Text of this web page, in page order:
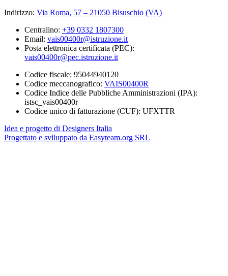
Indirizzo: Via Roma, 57 – 21050 Bisuschio (VA)
Centralino: +39 0332 1807300
Email: vais00400r@istruzione.it
Posta elettronica certificata (PEC):
vais00400r@pec.istruzione.it
Codice fiscale: 95044940120
Codice meccanografico: VAIS00400R
Codice Indice delle Pubbliche Amministrazioni (IPA):
istsc_vais00400r
Codice unico di fatturazione (CUF): UFXTTR
Idea e progetto di Designers Italia
Progettato e sviluppato da Easyteam.org SRL